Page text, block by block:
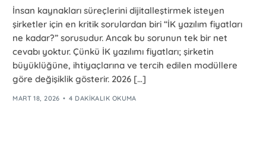
İnsan kaynakları süreçlerini dijitalleştirmek isteyen
şirketler için en kritik sorulardan biri “İK yazılım fiyatları
ne kadar?” sorusudur. Ancak bu sorunun tek bir net
cevabı yoktur. Çünkü İK yazılımı fiyatları; şirketin
büyüklüğüne, ihtiyaçlarına ve tercih edilen modüllere
göre değişiklik gösterir. 2026 […]
MART 18, 2026 4 DAKIKALIK OKUMA